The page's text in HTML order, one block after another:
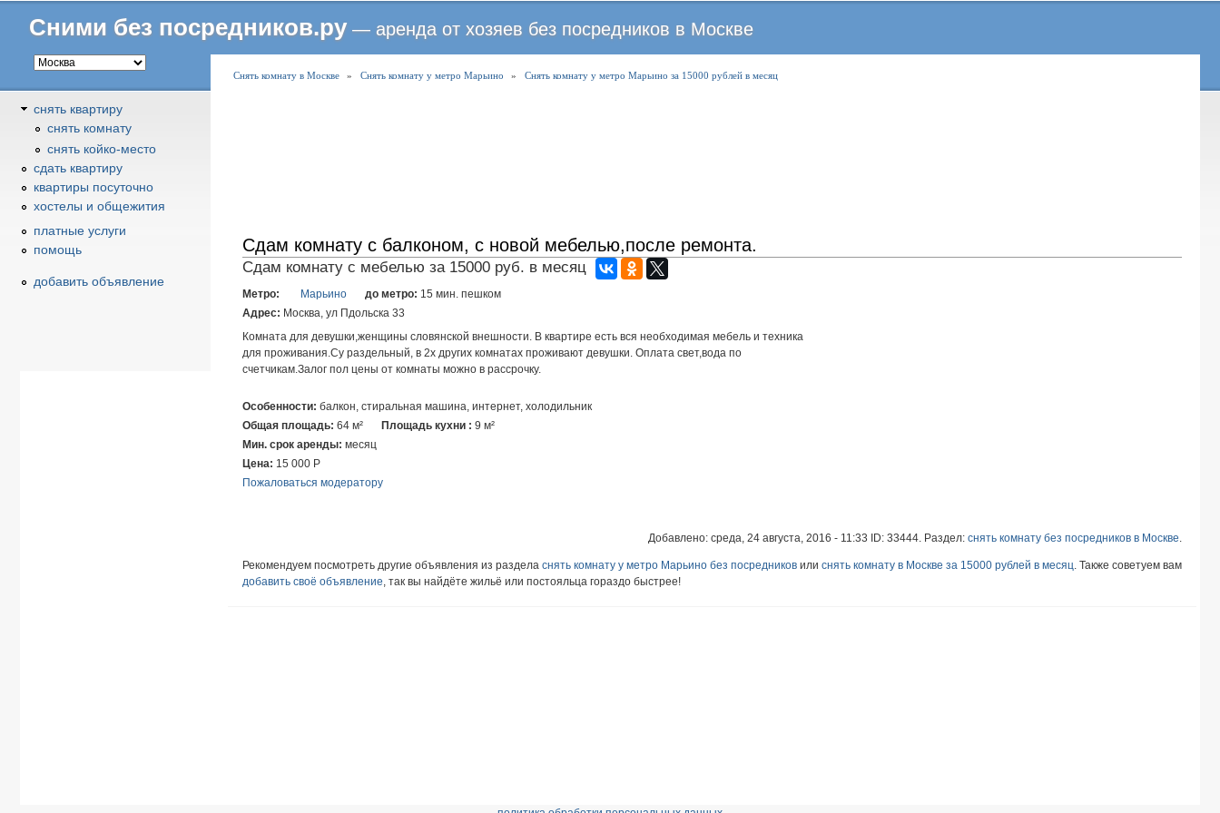
к
основному
содержанию
Сними без посредников.ру — аренда от хозяев без посредников в Москве
В
Снять комнату в Москве » Снять комнату у метро Марьино » Снять комнату у метро Марьино за 15000 рублей в месяц
Сдам комнату с балконом, с новой мебелью,после ремонта.
Сдам комнату с мебелью за 15000 руб. в месяц
Метро: Марьино до метро: 15 мин. пешком
Адрес: Москва, ул Пдольска 33
Комната для девушки,женщины словянской внешности. В квартире есть вся необходимая мебель и техника
для проживания.Су раздельный, в 2х других комнатах проживают девушки. Оплата свет,вода по
счетчикам.Залог пол цены от комнаты можно в рассрочку.
Особенности: балкон, стиральная машина, интернет, холодильник
Общая площадь: 64 м² Площадь кухни : 9 м²
Мин. срок аренды: месяц
Цена: 15 000 Р
Пожаловаться модератору
Добавлено: среда, 24 августа, 2016 - 11:33 ID: 33444. Раздел: снять комнату без посредников в Москве
Рекомендуем посмотреть другие объявления из раздела снять комнату у метро Марьино без посредников или снять комнату в Москве за 15000 рублей в месяц . Также советуем вам
добавить своё объявление , так вы найдёте жильё или постояльца гораздо быстрее!
снять квартиру
снять комнату
снять койко-место
cдать квартиру
квартиры посуточно
хостелы и общежития
платные услуги
помощь
добавить объявление